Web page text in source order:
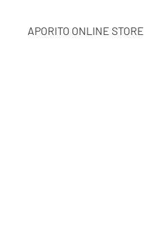
APORITO ONLINE STORE